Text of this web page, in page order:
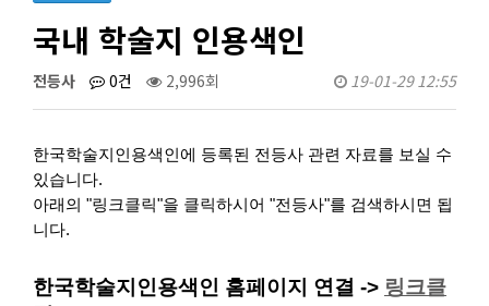
국내 학술지 인용색인
전등사 0건 2,996회 19-01-29 12:55
한국학술지인용색인에 등록된 전등사 관련 자료를 보실 수
있습니다.
아래의 "링크클릭"을 클릭하시어 "전등사"를 검색하시면 됩
니다.
한국학술지인용색인 홈페이지 연결 -> 링크클